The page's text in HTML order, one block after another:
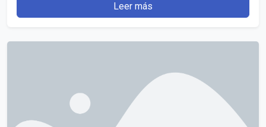
Leer más